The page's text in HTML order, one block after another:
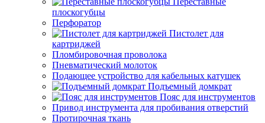
плоскогубцы
Перфоратор
Пистолет для
картриджей
Пломбировочная проволока
Пневматический молоток
Подающее устройство для кабельных катушек
Подъемный домкрат
Пояс для инструментов
Привод инструмента для пробивания отверстий
Протирочная ткань